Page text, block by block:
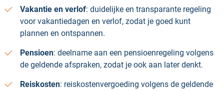
Vakantie en verlof: duidelijke en transparante regeling
voor vakantiedagen en verlof, zodat je goed kunt
plannen en ontspannen.
Pensioen: deelname aan een pensioenregeling volgens
de geldende afspraken, zodat je ook aan later denkt.
Reiskosten: reiskostenvergoeding volgens de geldende